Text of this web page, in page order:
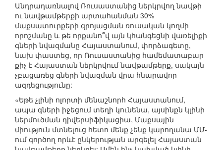
Անդրադառնալով Ռուսաստանից ներկրվող նավթի
ու նավթամթերքի արտահանման 30%
մաքսատուրքերի զրոյացման ռուսական կողմի
որոշմանը և թե որքանո՞վ այն կհանգեցնի վառելիքի
գների նվազմանը Հայաստանում, փորձագետը,
նախ փաստեց, որ Ռուսաստանից համեմատաբար
քիչ է Հայաստան ներկրվում նավթամթերք, սակայն
չբացառեց գների նվազման վրա հնարավոր
ազդեցությունը:
«Եթե չլինի ոլորտի մենաշնորհ Հայաստանում,
ապա գների իջեցում տեղի կունենա, այսինքն կլինի
ներմուծման դիվերսիֆիկացիա, Մաքսային
միություն մտնելուց հետո մենք չենք կարողանա ՄՄ-
ում գործող որևէ ընկերության արգելել Հայաստան